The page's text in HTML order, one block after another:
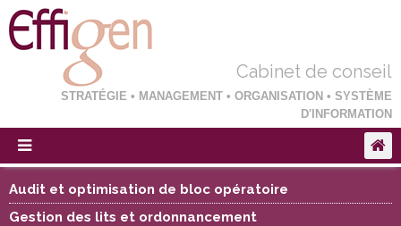
Cabinet de conseil
STRATÉGIE • MANAGEMENT • ORGANISATION • SYSTÈME
D'INFORMATION
Audit et optimisation de bloc opératoire
Gestion des lits et ordonnancement